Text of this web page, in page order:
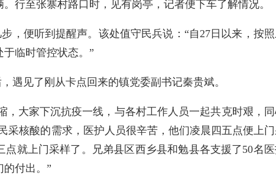
行至张寨村路口时，见有岗亭，记者便下车了解情况。
，便听到提醒声。该处值守民兵说：“自27日以来，按
临时管控状态。”
遇见了刚从卡点回来的镇党委副书记秦贵斌。
，大家下沉抗疫一线，与各村工作人员一起共克时艰，
采核酸的需求，医护人员很辛苦，他们凌晨四五点便上
就上门采样了。兄弟县区西乡县和勉县各支援了50名
付出。”